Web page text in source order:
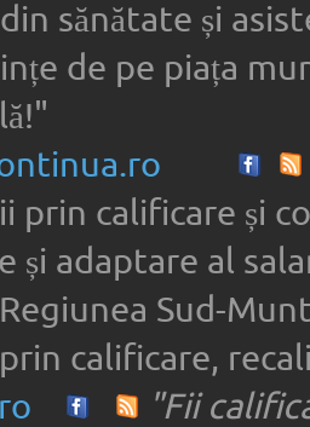
sănătate și
de pe piața
prin calificare și
și adaptare al
Sud-
calificare,
"Fii